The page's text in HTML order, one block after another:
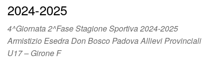
2024-2025
4^Giornata 2^Fase Stagione Sportiva 2024-2025
Armistizio Esedra Don Bosco Padova Allievi Provinciali
U17 – Girone F